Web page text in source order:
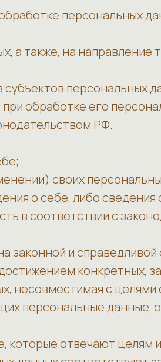
персональных
а также, на
персональных
обработке его
РФ.
своих
о себе, либо
в соответствии с
законной и справедливой
конкретных,
несовместимая с
персональные данные,
которые отвечают целям